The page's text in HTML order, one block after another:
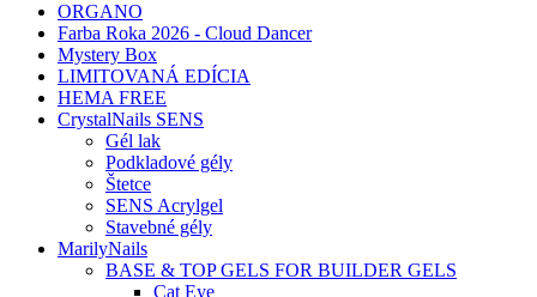
ORGANO
Farba Roka 2026 - Cloud Dancer
Mystery Box
LIMITOVANÁ EDÍCIA
HEMA FREE
CrystalNails SENS
Gél lak
Podkladové gély
Štetce
SENS Acrylgel
Stavebné gély
MarilyNails
BASE & TOP GELS FOR BUILDER GELS
Cat Eye